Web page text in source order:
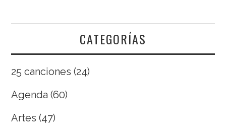
CATEGORÍAS
25 canciones (24)
Agenda (60)
Artes (47)